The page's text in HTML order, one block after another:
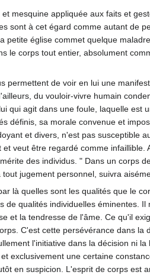
mesquine appliquée aux faits et
sont à cet égard comme autant de
église commet quelque
le corps tout entier, absolument
de voir en lui une
du vouloir-vivre humain
qui agit dans une foule, laquelle
définis, sa morale convenue et
et divers, n'est pas susceptible
veut être regardé comme
des individus. " Dans un corps
jugement personnel, suivra
là quelles sont les qualités que le
qualités individuelles éminentes.
et la tendresse de l'âme. Ce qu'il
C'est cette persévérance dans
l'initiative dans la décision ni
exclusivement une certaine
en suspicion. L'esprit de corps est